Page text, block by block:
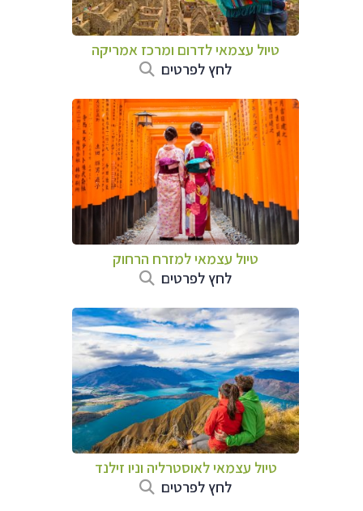
טיול עצמאי לדרום ומרכז אמריקה
לחץ לפרטים
טיול עצמאי למזרח הרחוק
לחץ לפרטים
טיול עצמאי לאוסטרליה וניו זילנד
לחץ לפרטים